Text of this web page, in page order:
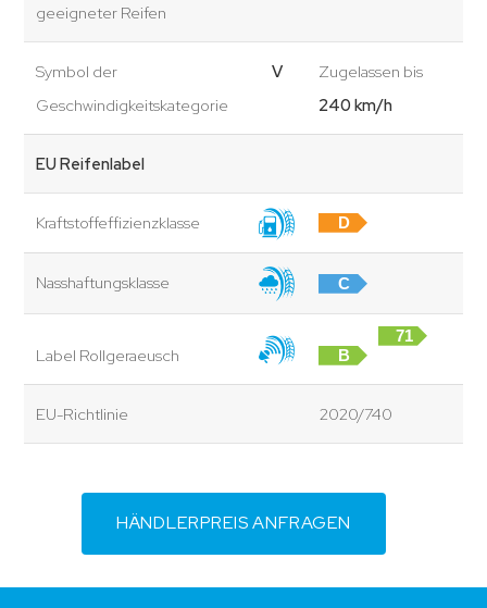
geeigneter Reifen
Symbol der
Geschwindigkeitskategorie
V
Zugelassen bis
240 km/h
EU Reifenlabel
Kraftstoffeffizienzklasse D
Nasshaftungsklasse C
Label Rollgeraeusch B
71
EU-Richtlinie 2020/740
HÄNDLERPREIS ANFRAGEN